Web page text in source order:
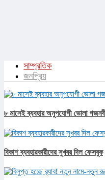
সাম্প্রতিক
জনপ্রিয়
৮ মাসেই ব্যবহার অনুপযোগী ভোলা গজনবী
বিকাশ ব্যবহারকারীদের সুখবর দিল ফেসবুক